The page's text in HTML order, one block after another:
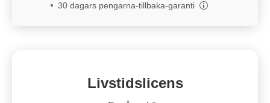
30 dagars pengarna-tillbaka-garanti
Livstidslicens